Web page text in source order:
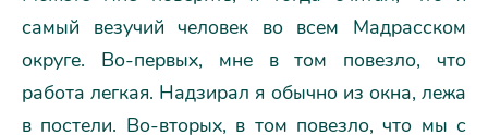
самый везучий человек во всем Мадрасском
округе. Во-первых, мне в том повезло, что
работа легкая. Надзирал я обычно из окна, лежа
в постели. Во-вторых, в том повезло, что мы с